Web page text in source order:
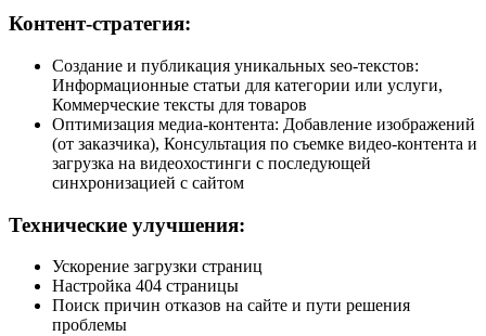
Контент-стратегия:
Создание и публикация уникальных seo-текстов:
Информационные статьи для категории или услуги,
Коммерческие тексты для товаров
Оптимизация медиа-контента: Добавление изображений
(от заказчика), Консультация по съемке видео-контента и
загрузка на видеохостинги с последующей
синхронизацией с сайтом
Технические улучшения:
Ускорение загрузки страниц
Настройка 404 страницы
Поиск причин отказов на сайте и пути решения
проблемы